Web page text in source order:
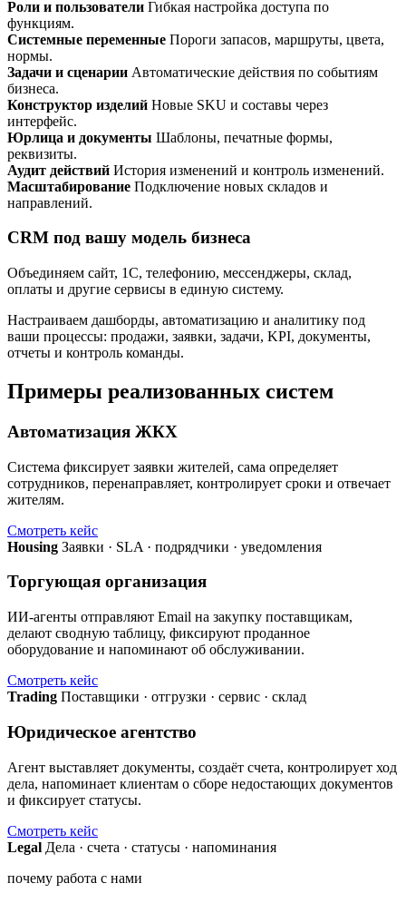
Роли и пользователи Гибкая настройка доступа по
функциям.
Системные переменные Пороги запасов, маршруты, цвета,
нормы.
Задачи и сценарии Автоматические действия по событиям
бизнеса.
Конструктор изделий Новые SKU и составы через
интерфейс.
Юрлица и документы Шаблоны, печатные формы,
реквизиты.
Аудит действий История изменений и контроль изменений.
Масштабирование Подключение новых складов и
направлений.
CRM под вашу модель бизнеса
Объединяем сайт, 1С, телефонию, мессенджеры, склад,
оплаты и другие сервисы в единую систему.
Настраиваем дашборды, автоматизацию и аналитику под
ваши процессы: продажи, заявки, задачи, KPI, документы,
отчеты и контроль команды.
Примеры реализованных систем
Автоматизация ЖКХ
Система фиксирует заявки жителей, сама определяет
сотрудников, перенаправляет, контролирует сроки и отвечает
жителям.
Смотреть кейс
Housing Заявки · SLA · подрядчики · уведомления
Торгующая организация
ИИ-агенты отправляют Email на закупку поставщикам,
делают сводную таблицу, фиксируют проданное
оборудование и напоминают об обслуживании.
Смотреть кейс
Trading Поставщики · отгрузки · сервис · склад
Юридическое агентство
Агент выставляет документы, создаёт счета, контролирует ход
дела, напоминает клиентам о сборе недостающих документов
и фиксирует статусы.
Смотреть кейс
Legal Дела · счета · статусы · напоминания
почему работа с нами